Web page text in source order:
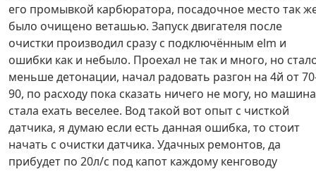
его промывкой карбюратора, посадочное место так
было очищено веташью. Запуск двигателя после
очистки производил сразу с подключённым elm и
ошибки как и небыло. Проехал не так и много, но
меньше детонации, начал радовать разгон на 4й от
90, по расходу пока сказать ничего не могу, но машина
стала ехать веселее. Вод такой вот опыт с чисткой
датчика, я думаю если есть данная ошибка, то стоит
начать с очистки датчика. Удачных ремонтов, да
прибудет по 20л/с под капот каждому кенговоду